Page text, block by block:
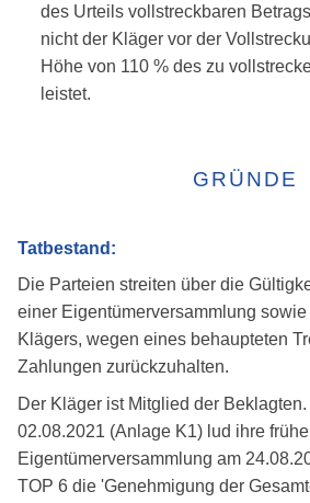
des Urteils vollstreckbaren
nicht der Kläger vor der
Höhe von 110 % des zu
leistet.
GRÜNDE
Tatbestand:
Die Parteien streiten über die
einer Eigentümerversammlung
Klägers, wegen eines behaupteten
Zahlungen zurückzuhalten.
Der Kläger ist Mitglied der
02.08.2021 (Anlage K1) lud ihre
Eigentümerversammlung am
TOP 6 die 'Genehmigung der